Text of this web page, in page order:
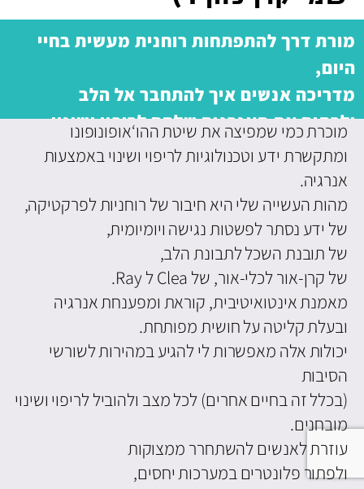
מורת דרך להתפתחות רוחנית מעשית בחיי
היום,
מדריכה אנשים איך להתחבר אל הלב
ולרתום את האנרגיה שלהם לריפוי ושינוי.
מוכרת כמי שמפיצה את שיטת ההו‘אופונופונו
ומתקשרת ידע וטכנולוגיות לריפוי ושינוי באמצעות
אנרגיה.
מהות העשייה שלי היא חיבור של רוחניות לפרקטיקה,
של ידע נסתר לפשטות נגישה ויומיומית,
של תובנת השכל לתבונת הלב,
של קרן-אור לכלי-אור, של Clea ל Ray.
מאמנת אינטואיטיבית, קוראת ומפענחת אנרגיה
ובעלת קליטה על חושית מפותחת.
יכולות אלה מאפשרות לי להגיע במהירות לשורשי
הסיבות
(בכלל זה בחיים אחרים) לכל מצב ולהוביל לריפוי ושינוי
מובחנים.
עוזרת לאנשים להשתחרר ממצוקות
ולפתור פלונטרים במערכות יחסים,